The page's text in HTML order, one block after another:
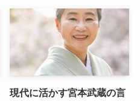
現代に活かす宮本武蔵の言